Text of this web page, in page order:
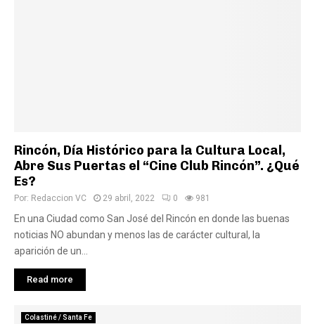
Rincón, Día Histórico para la Cultura Local,
Abre Sus Puertas el “Cine Club Rincón”. ¿Qué
Es?
Por: Redaccion VC 29 abril, 2022 0 981
En una Ciudad como San José del Rincón en donde las buenas
noticias NO abundan y menos las de carácter cultural, la
aparición de un...
Read more
Colastiné / Santa Fe